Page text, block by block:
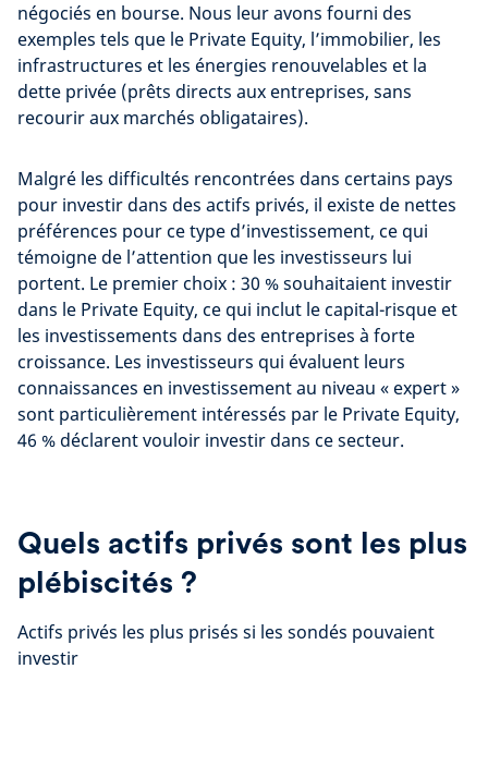
négociés en bourse. Nous leur avons fourni des
exemples tels que le Private Equity, l’immobilier, les
infrastructures et les énergies renouvelables et la
dette privée (prêts directs aux entreprises, sans
recourir aux marchés obligataires).
Malgré les difficultés rencontrées dans certains pays
pour investir dans des actifs privés, il existe de nettes
préférences pour ce type d’investissement, ce qui
témoigne de l’attention que les investisseurs lui
portent. Le premier choix : 30 % souhaitaient investir
dans le Private Equity, ce qui inclut le capital-risque et
les investissements dans des entreprises à forte
croissance. Les investisseurs qui évaluent leurs
connaissances en investissement au niveau « expert »
sont particulièrement intéressés par le Private Equity,
46 % déclarent vouloir investir dans ce secteur.
Quels actifs privés sont les plus
plébiscités ?
Actifs privés les plus prisés si les sondés pouvaient
investir